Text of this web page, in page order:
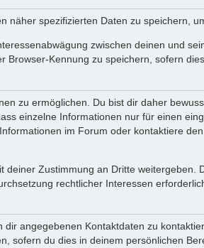
näher spezifizierten Daten zu speichern,
zwischen deinen und
Kennung zu speichern, sofern
zu ermöglichen. Du bist dir daher
einzelne Informationen nur für einen
im Forum oder kontaktiere
Zustimmung an Dritte
rechtlicher Interessen
angegebenen Kontaktdaten zu
sofern du dies in deinem persönlichen